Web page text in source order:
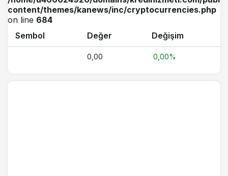
content/themes/kanews/inc/cryptocurrencies.php
on line 684
Sembol
Değer Değişim
0,00 0,00%